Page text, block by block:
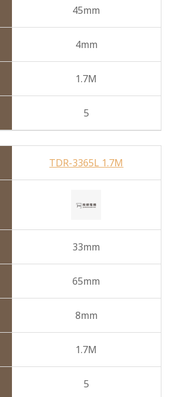
45mm
4mm
1.7M
5
TDR-3365L 1.7M
33mm
65mm
8mm
1.7M
5